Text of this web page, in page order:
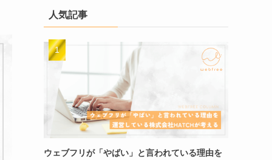
人気記事
ウェブフリが「やばい」と言われている理由を